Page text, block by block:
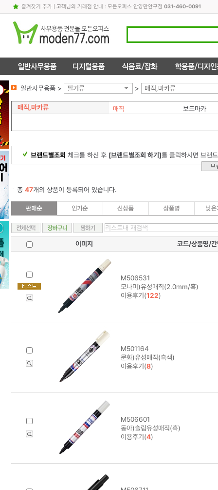
즐겨찾기 추가| 고객님의 거래점 안내 : 모든오피스 안양만안구점 031-460-0091
일반사무용품 > 필기류 > 매직,마카류
매직,마카류 매직 보드마카
브랜드별조회 체크를 하신 후 [브랜드별조회 하기]를 클릭하시면 브랜
총 47개의 상품이 등록되어 있습니다.
이미지 코드/상품명/간
M506531
모나미)유성매직(2.0mm/흑)
이용후기(122)
M501164
문화)유성매직(흑색)
이용후기(8)
M506601
동아)슬림유성매직(흑)
이용후기(4)